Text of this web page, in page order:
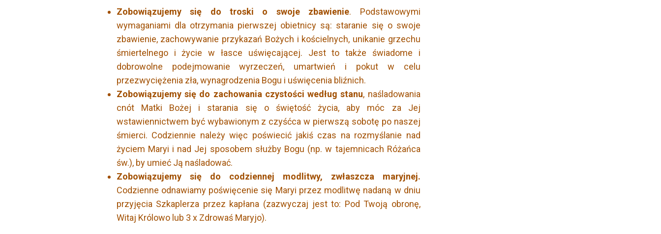
Zobowiązujemy się do troski o swoje zbawienie. Podstawowymi
wymaganiami dla otrzymania pierwszej obietnicy są: staranie się o swoje
zbawienie, zachowywanie przykazań Bożych i kościelnych, unikanie grzechu
śmiertelnego i życie w łasce uświęcającej. Jest to także świadome i
dobrowolne podejmowanie wyrzeczeń, umartwień i pokut w celu
przezwyciężenia zła, wynagrodzenia Bogu i uświęcenia bliźnich.
Zobowiązujemy się do zachowania czystości według stanu, naśladowania
cnót Matki Bożej i starania się o świętość życia, aby móc za Jej
wstawiennictwem być wybawionym z czyśćca w pierwszą sobotę po naszej
śmierci. Codziennie należy więc poświecić jakiś czas na rozmyślanie nad
życiem Maryi i nad Jej sposobem służby Bogu (np. w tajemnicach Różańca
św.), by umieć Ją naśladować.
Zobowiązujemy się do codziennej modlitwy, zwłaszcza maryjnej.
Codzienne odnawiamy poświęcenie się Maryi przez modlitwę nadaną w dniu
przyjęcia Szkaplerza przez kapłana (zazwyczaj jest to: Pod Twoją obronę,
Witaj Królowo lub 3 x Zdrowaś Maryjo).